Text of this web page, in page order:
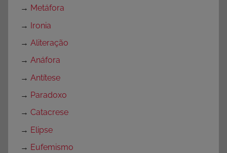
→ Metáfora
→ Ironia
→ Aliteração
→ Anáfora
→ Antítese
→ Paradoxo
→ Catacrese
→ Elipse
→ Eufemismo